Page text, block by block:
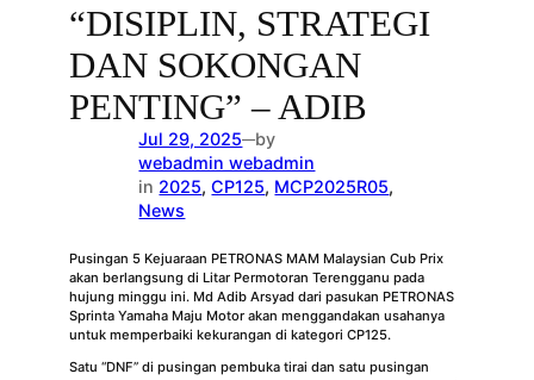
“DISIPLIN, STRATEGI
DAN SOKONGAN
PENTING” – ADIB
Jul 29, 2025—by
webadmin webadmin
in 2025, CP125, MCP2025R05
News
Pusingan 5 Kejuaraan PETRONAS MAM Malaysian Cub Prix
akan berlangsung di Litar Permotoran Terengganu pada
hujung minggu ini. Md Adib Arsyad dari pasukan PETRONAS
Sprinta Yamaha Maju Motor akan menggandakan usahanya
untuk memperbaiki kekurangan di kategori CP125.
Satu “DNF” di pusingan pembuka tirai dan satu pusingan